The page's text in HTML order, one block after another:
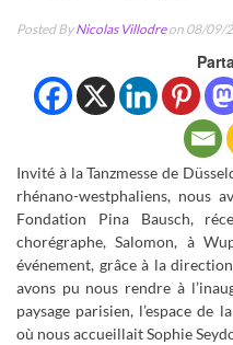
Posted ByNicolas Villodreon 08/09/
Invité à la Tanzmesse de
rhénano-westphaliens, nous
Fondation Pina Bausch,
chorégraphe, Salomon, à
événement, grâce à la
avons pu nous rendre à
paysage parisien, l’espace de
où nous accueillait Sophie